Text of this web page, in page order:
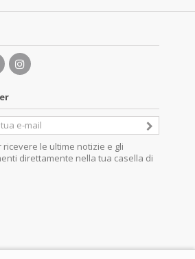
ricevere le ultime notizie e gli
direttamente nella tua casella di